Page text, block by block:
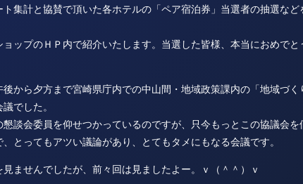
集計と協賛で頂いた各ホテルの「ペア宿泊券」当選者の抽選など
ップのＨＰ内で紹介いたします。当選した皆様、本当におめでと
から夕方まで宮崎県庁内での中山間・地域政策課内の「地域づく
でした。
談会委員を仰せつかっているのですが、只今もっとこの協議会を
とってもアツい議論があり、とてもタメにもなる会議です。
ませんでしたが、前々回は見ましたよー。ｖ（＾＾）ｖ